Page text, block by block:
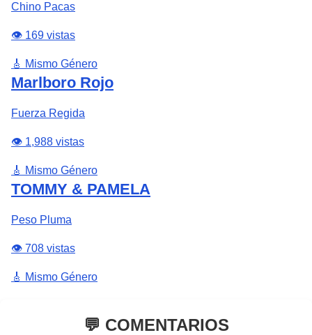
Chino Pacas
👁️ 169 vistas
🎸 Mismo Género
Marlboro Rojo
Fuerza Regida
👁️ 1,988 vistas
🎸 Mismo Género
TOMMY & PAMELA
Peso Pluma
👁️ 708 vistas
🎸 Mismo Género
💬 COMENTARIOS